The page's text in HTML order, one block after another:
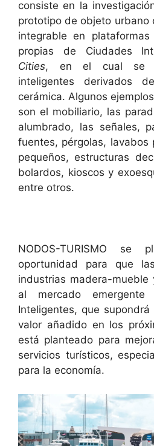
consiste en la
prototipo de objeto urbano
integrable en plataformas
propias de Ciudades
Cities, en el cual se
inteligentes derivados
cerámica. Algunos
son el mobiliario, las
alumbrado, las señales,
fuentes, pérgolas, lavabos
pequeños, estructuras
bolardos, kioscos y
entre otros.
NODOS-TURISMO se
oportunidad para que
industrias madera-mueble
al mercado
Inteligentes, que
valor añadido en los
está planteado para
servicios turísticos,
para la economía.